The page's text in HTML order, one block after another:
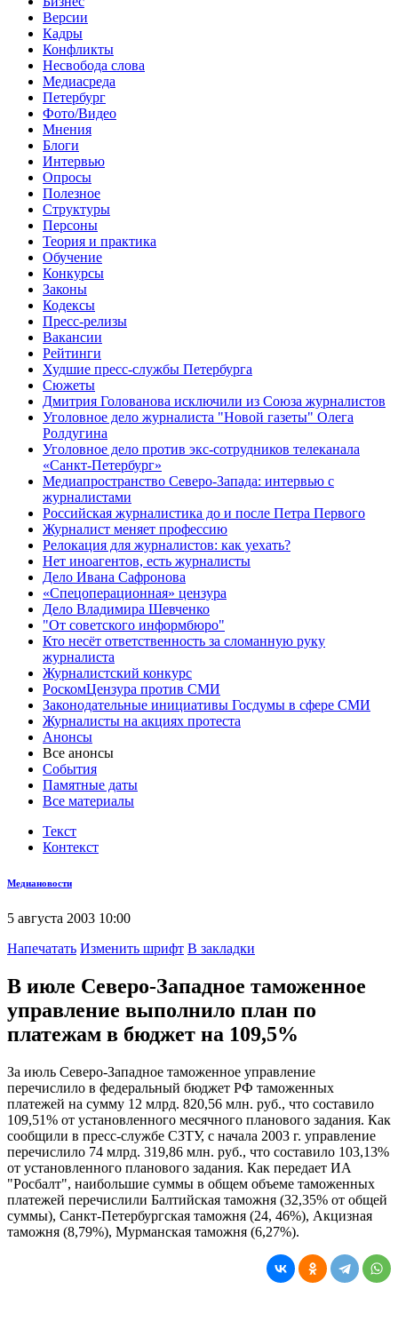
Версии
Кадры
Конфликты
Несвобода слова
Медиасреда
Петербург
Фото/Видео
Мнения
Блоги
Интервью
Опросы
Полезное
Структуры
Персоны
Теория и практика
Обучение
Конкурсы
Законы
Кодексы
Пресс-релизы
Вакансии
Рейтинги
Худшие пресс-службы Петербурга
Сюжеты
Дмитрия Голованова исключили из Союза журналистов
Уголовное дело журналиста "Новой газеты" Олега
Ролдугина
Уголовное дело против экс-сотрудников телеканала
«Санкт-Петербург»
Медиапространство Северо-Запада: интервью с
журналистами
Российская журналистика до и после Петра Первого
Журналист меняет профессию
Релокация для журналистов: как уехать?
Нет иноагентов, есть журналисты
Дело Ивана Сафронова
«Спецоперационная» цензура
Дело Владимира Шевченко
"От советского информбюро"
Кто несёт ответственность за сломанную руку
журналиста
Журналистский конкурс
РоскомЦензура против СМИ
Законодательные инициативы Госдумы в сфере СМИ
Журналисты на акциях протеста
Анонсы
Все анонсы
События
Памятные даты
Все материалы
Текст
Контекст
Медиановости
5 августа 2003 10:00
Напечатать Изменить шрифт В закладки
В июле Северо-Западное таможенное
управление выполнило план по
платежам в бюджет на 109,5%
За июль Северо-Западное таможенное управление
перечислило в федеральный бюджет РФ таможенных
платежей на сумму 12 млрд. 820,56 млн. руб., что составило
109,51% от установленного месячного планового задания. Как
сообщили в пресс-службе СЗТУ, с начала 2003 г. управление
перечислило 74 млрд. 319,86 млн. руб., что составило 103,13%
от установленного планового задания. Как передает ИА
"Росбалт", наибольшие суммы в общем объеме таможенных
платежей перечислили Балтийская таможня (32,35% от общей
суммы), Санкт-Петербургская таможня (24, 46%), Акцизная
таможня (8,79%), Мурманская таможня (6,27%).